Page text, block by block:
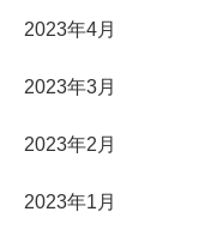
2023年4月
2023年3月
2023年2月
2023年1月